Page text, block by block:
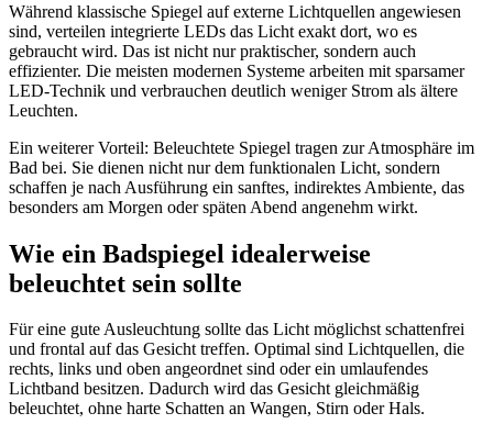
Während klassische Spiegel auf externe Lichtquellen angewiesen
sind, verteilen integrierte LEDs das Licht exakt dort, wo es
gebraucht wird. Das ist nicht nur praktischer, sondern auch
effizienter. Die meisten modernen Systeme arbeiten mit sparsamer
LED-Technik und verbrauchen deutlich weniger Strom als ältere
Leuchten.
Ein weiterer Vorteil: Beleuchtete Spiegel tragen zur Atmosphäre im
Bad bei. Sie dienen nicht nur dem funktionalen Licht, sondern
schaffen je nach Ausführung ein sanftes, indirektes Ambiente, das
besonders am Morgen oder späten Abend angenehm wirkt.
Wie ein Badspiegel idealerweise
beleuchtet sein sollte
Für eine gute Ausleuchtung sollte das Licht möglichst schattenfrei
und frontal auf das Gesicht treffen. Optimal sind Lichtquellen, die
rechts, links und oben angeordnet sind oder ein umlaufendes
Lichtband besitzen. Dadurch wird das Gesicht gleichmäßig
beleuchtet, ohne harte Schatten an Wangen, Stirn oder Hals.